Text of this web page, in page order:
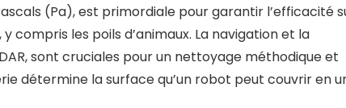
(Pa), est primordiale pour garantir l’efficacité
les poils d’animaux. La navigation et la
sont cruciales pour un nettoyage méthodique et
détermine la surface qu’un robot peut couvrir en